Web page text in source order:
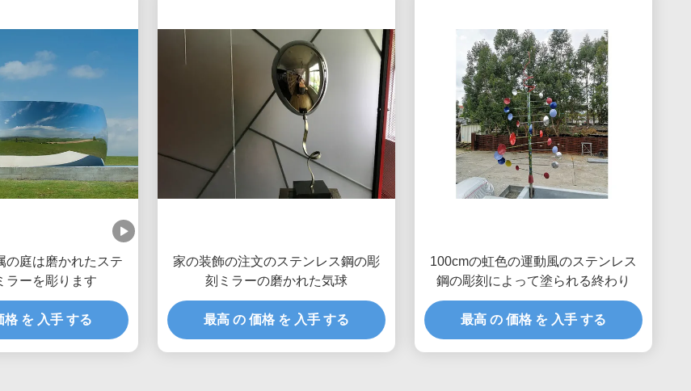
の庭は磨かれたステ
ラーを彫ります
格 を 入手 する
家の装飾の注文のステンレス鋼の彫
刻ミラーの磨かれた気球
最高 の 価格 を 入手 する
100cmの虹色の運動風のステンレス
鋼の彫刻によって塗られる終わり
最高 の 価格 を 入手 する